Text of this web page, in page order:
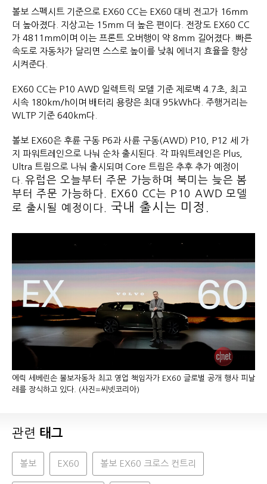
볼보 스펙시트 기준으로 EX60 CC는 EX60 대비 전고가 16mm
더 높아졌다. 지상고는 15mm 더 높은 편이다. 전장도 EX60 CC
가 4811mm이며 이는 프론트 오버행이 약 8mm 길어졌다. 빠른
속도로 자동차가 달리면 스스로 높이를 낮춰 에너지 효율을 향상
시켜준다.
EX60 CC는 P10 AWD 일렉트릭 모델 기준 제로백 4.7초, 최고
시속 180km/h이며 배터리 용량은 최대 95kWh다. 주행거리는
WLTP 기준 640km다.
볼보 EX60은 후륜 구동 P6과 사륜 구동(AWD) P10, P12 세 가
지 파워트레인으로 나눠 순차 출시된다. 각 파워트레인은 Plus,
Ultra 트림으로 나눠 출시되며 Core 트림은 추후 추가 예정이
다. 유럽은 오늘부터 주문 가능하며 북미는 늦은 봄
부터 주문 가능하다. EX60 CC는 P10 AWD 모델
로 출시될 예정이다. 국내 출시는 미정.
에릭 세베린손 볼보자동차 최고 영업 책임자가 EX60 글로벌 공개 행사 피날
레를 장식하고 있다. (사진=씨넷코리아)
관련 태그
볼보 EX60 볼보 EX60 크로스 컨트리